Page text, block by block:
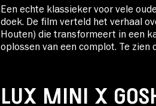
Een echte klassieker voor vele
doek. De film verteld het verhaal
Houten) die transformeert in een
oplossen van een complot. Te zien
LUX MINI X